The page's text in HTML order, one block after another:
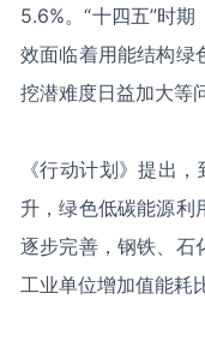
5.6%。“十四五”时
效面临着用能结构绿
挖潜难度日益加大等
《行动计划》提出
升，绿色低碳能源利
逐步完善，钢铁、石
工业单位增加值能耗